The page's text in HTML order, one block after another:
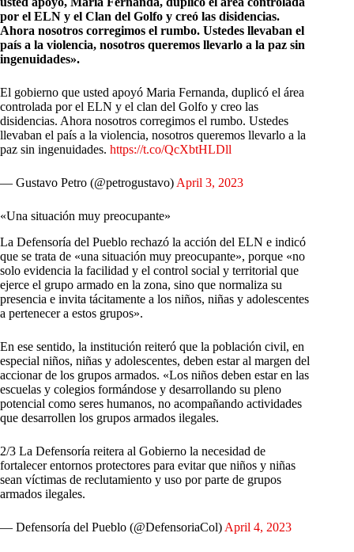
por el ELN y el Clan del Golfo y creó las disidencias.
Ahora nosotros corregimos el rumbo. Ustedes llevaban el
país a la violencia, nosotros queremos llevarlo a la paz sin
ingenuidades».
El gobierno que usted apoyó Maria Fernanda, duplicó el área
controlada por el ELN y el clan del Golfo y creo las
disidencias. Ahora nosotros corregimos el rumbo. Ustedes
llevaban el país a la violencia, nosotros queremos llevarlo a la
paz sin ingenuidades. https://t.co/QcXbtHLDll
— Gustavo Petro (@petrogustavo) April 3, 2023
«Una situación muy preocupante»
La Defensoría del Pueblo rechazó la acción del ELN e indicó
que se trata de «una situación muy preocupante», porque «no
solo evidencia la facilidad y el control social y territorial que
ejerce el grupo armado en la zona, sino que normaliza su
presencia e invita tácitamente a los niños, niñas y adolescentes
a pertenecer a estos grupos».
En ese sentido, la institución reiteró que la población civil, en
especial niños, niñas y adolescentes, deben estar al margen del
accionar de los grupos armados. «Los niños deben estar en las
escuelas y colegios formándose y desarrollando su pleno
potencial como seres humanos, no acompañando actividades
que desarrollen los grupos armados ilegales.
2/3 La Defensoría reitera al Gobierno la necesidad de
fortalecer entornos protectores para evitar que niños y niñas
sean víctimas de reclutamiento y uso por parte de grupos
armados ilegales.
— Defensoría del Pueblo (@DefensoriaCol) April 4, 2023